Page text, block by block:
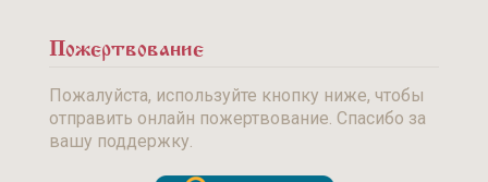
Пожертвование
Пожалуйста, используйте кнопку ниже, чтобы
отправить онлайн пожертвование. Спасибо за
вашу поддержку.